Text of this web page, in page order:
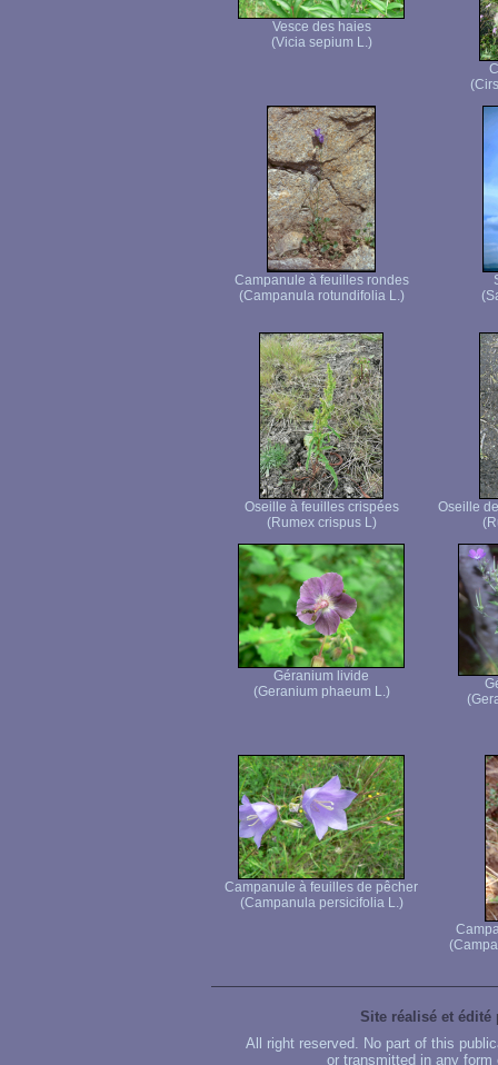
Vesce des haies
(Vicia sepium L.)
Campanule à feuilles rondes
(Campanula rotundifolia L.)
Oseille à feuilles crispées
(Rumex crispus L)
Oseille
Géranium livide
(Geranium phaeum L.)
Campanule à feuilles de pêcher
(Campanula persicifolia L.)
Site réalisé et édité
All right reserved. No part of this
or transmitted in any